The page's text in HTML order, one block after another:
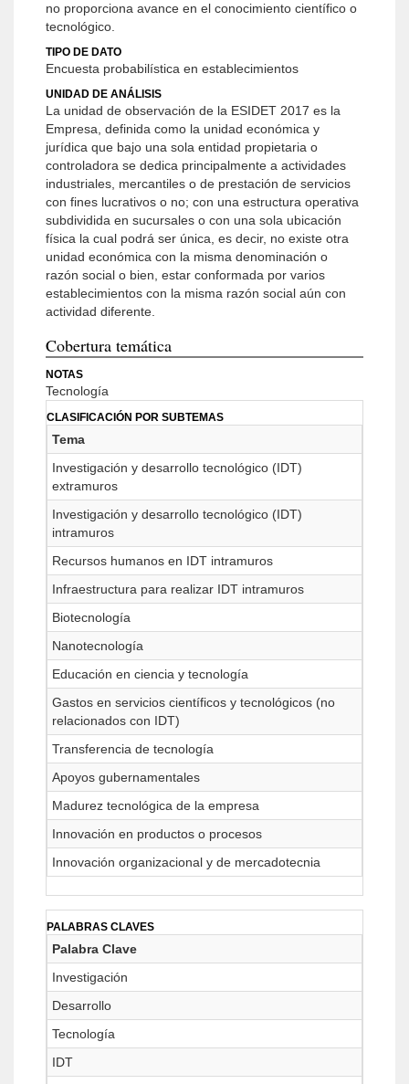
no proporciona avance en el conocimiento científico o
tecnológico.
TIPO DE DATO
Encuesta probabilística en establecimientos
UNIDAD DE ANÁLISIS
La unidad de observación de la ESIDET 2017 es la
Empresa, definida como la unidad económica y
jurídica que bajo una sola entidad propietaria o
controladora se dedica principalmente a actividades
industriales, mercantiles o de prestación de servicios
con fines lucrativos o no; con una estructura operativa
subdividida en sucursales o con una sola ubicación
física la cual podrá ser única, es decir, no existe otra
unidad económica con la misma denominación o
razón social o bien, estar conformada por varios
establecimientos con la misma razón social aún con
actividad diferente.
Cobertura temática
NOTAS
Tecnología
CLASIFICACIÓN POR SUBTEMAS
Tema
Investigación y desarrollo tecnológico (IDT)
extramuros
Investigación y desarrollo tecnológico (IDT)
intramuros
Recursos humanos en IDT intramuros
Infraestructura para realizar IDT intramuros
Biotecnología
Nanotecnología
Educación en ciencia y tecnología
Gastos en servicios científicos y tecnológicos (no
relacionados con IDT)
Transferencia de tecnología
Apoyos gubernamentales
Madurez tecnológica de la empresa
Innovación en productos o procesos
Innovación organizacional y de mercadotecnia
PALABRAS CLAVES
Palabra Clave
Investigación
Desarrollo
Tecnología
IDT